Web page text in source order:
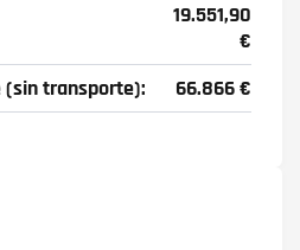
19.551,90
€
(sin transporte):
66.866 €